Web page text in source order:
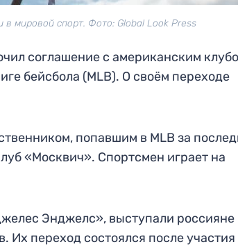
мировой спорт. Фото: Global Look Press
соглашение с американским
бейсбола (MLB). О своём переходе
попавшим в MLB за
«Москвич». Спортсмен играет на
Энджелс», выступали россияне
Их переход состоялся после участия